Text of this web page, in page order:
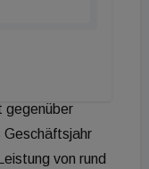
gegenüber
Geschäftsjahr
von rund